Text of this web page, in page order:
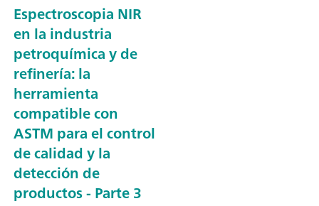
Espectroscopia NIR
en la industria
petroquímica y de
refinería: la
herramienta
compatible con
ASTM para el control
de calidad y la
detección de
productos - Parte 3